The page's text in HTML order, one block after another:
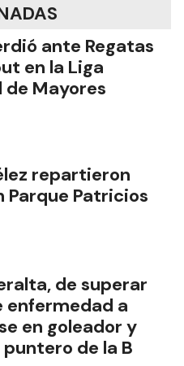
ante Regatas
en la Liga
de Mayores
repartieron
Parque Patricios
de superar
enfermedad a
en goleador y
de la B